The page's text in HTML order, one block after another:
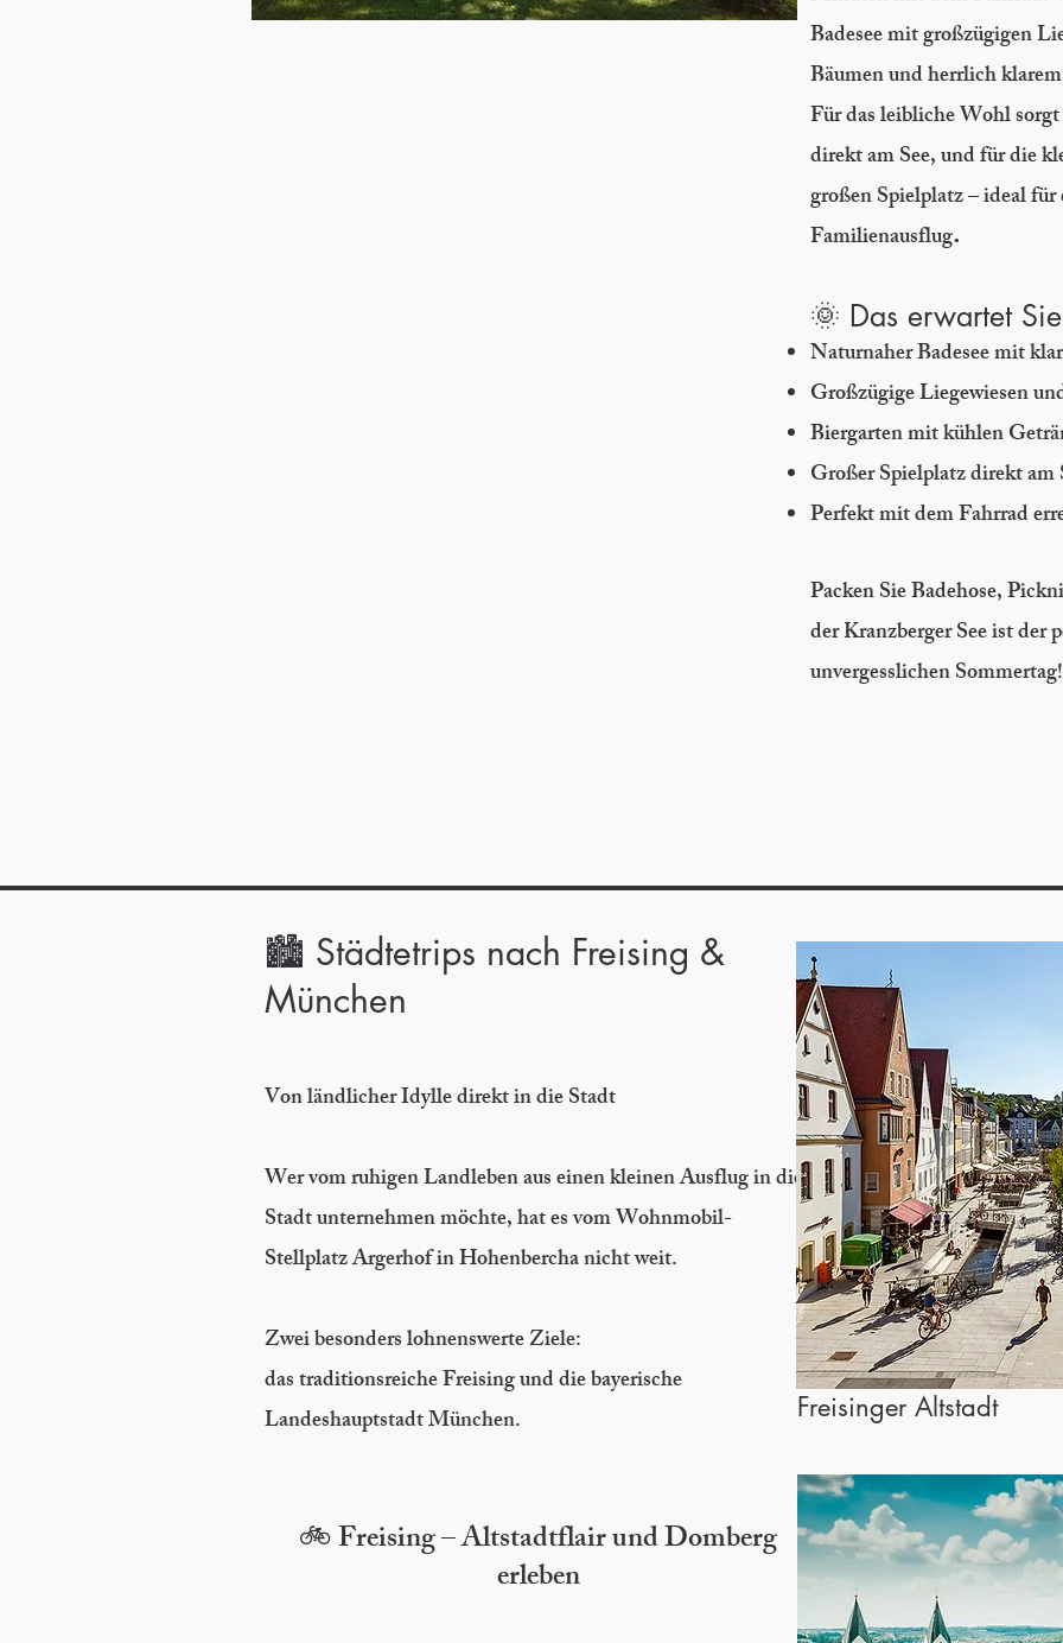
Badesee mit großzügigen
Bäumen und herrlich
Für das leibliche Wohl
direkt am See, und für die
großen Spielplatz – ideal
Familienausflug.
🌞 Das erwartet
Naturnaher Badesee mit
Großzügige Liegewiesen
Biergarten mit kühlen
Großer Spielplatz direkt am
Perfekt mit dem Fahrrad
Packen Sie Badehose,
der Kranzberger See ist der
unvergesslichen Sommertag!
🏙️ Städtetrips nach Freising &
München
Von ländlicher Idylle direkt in die Stadt
Wer vom ruhigen Landleben aus einen kleinen Ausflug in die
Stadt unternehmen möchte, hat es vom Wohnmobil-
Stellplatz Argerhof in Hohenbercha nicht weit.
Zwei besonders lohnenswerte Ziele:
das traditionsreiche Freising und die bayerische
Landeshauptstadt München.
🚲 Freising – Altstadtflair und Domberg
erleben
Freisinger Altstadt